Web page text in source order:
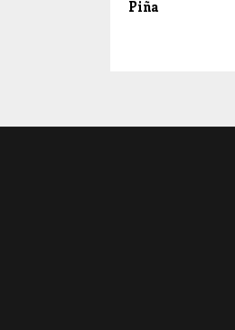
Piña